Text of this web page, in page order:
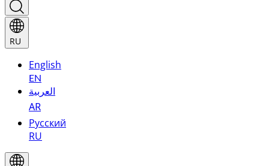
RU
English
EN
العربية
AR
Русский
RU